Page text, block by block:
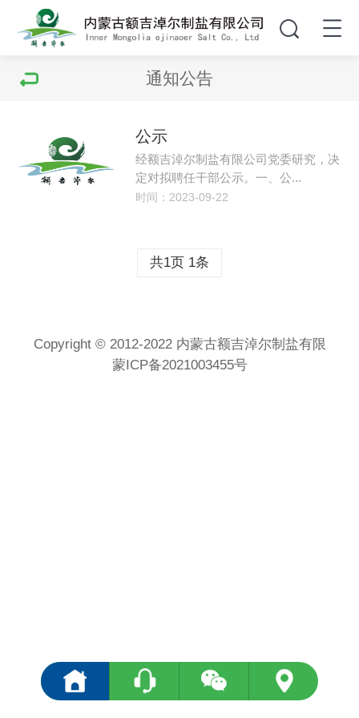
通知公告
公示
经额吉淖尔制盐有限公司党委研究，决
定对拟聘任干部公示。一、公...
时间：2023-09-22
共1页 1条
Copyright © 2012-2022 内蒙古额吉淖尔制盐有限
蒙ICP备2021003455号
<